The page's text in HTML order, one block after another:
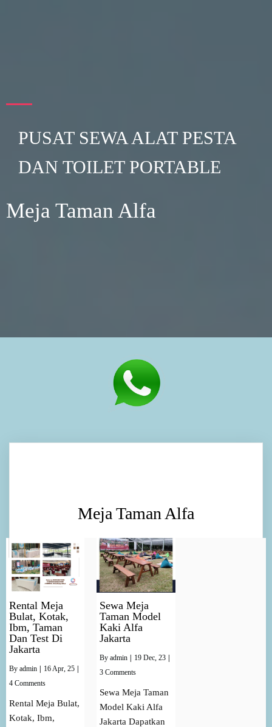
PUSAT SEWA ALAT PESTA
DAN TOILET PORTABLE
Meja Taman Alfa
Meja Taman Alfa
Rental Meja
Bulat, Kotak,
Ibm, Taman
Dan Test Di
Jakarta
By admin 16Apr, 25
4 Comments
Rental Meja Bulat,
Kotak, Ibm,
Sewa Meja
Taman Model
Kaki Alfa
Jakarta
Byadmin 19 Dec, 23
3 Comments
Sewa Meja Taman
Model Kaki Alfa
Jakarta Dapatkan